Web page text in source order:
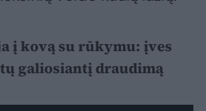
į kovą su rūkymu: įves
galiosiantį draudimą